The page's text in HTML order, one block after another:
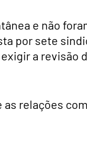
e não
por sete
a
relações